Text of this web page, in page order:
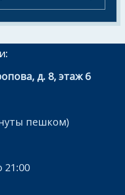
д. 8, этаж 6
пешком)
21:00